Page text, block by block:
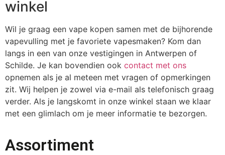
winkel
Wil je graag een vape kopen samen met de bijhorende
vapevulling met je favoriete vapesmaken? Kom dan
langs in een van onze vestigingen in Antwerpen of
Schilde. Je kan bovendien ook contact met ons
opnemen als je al meteen met vragen of opmerkingen
zit. Wij helpen je zowel via e-mail als telefonisch graag
verder. Als je langskomt in onze winkel staan we klaar
met een glimlach om je meer informatie te bezorgen.
Assortiment